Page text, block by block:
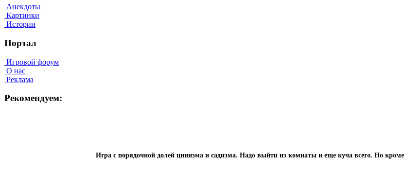
Анекдоты
Картинки
Истории
Портал
Игровой форум
О нас
Реклама
Рекомендуем:
Игра с порядочной долей цинизма и садизма. Надо выйти из комнаты и еще куча всего. Но